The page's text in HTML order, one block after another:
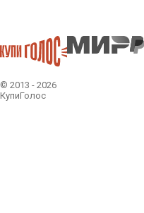
© 2013 - 2026
КупиГолос